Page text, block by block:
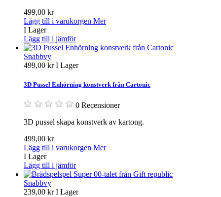
499,00 kr
Lägg till i varukorgen Mer
I Lager
Lägg till i jämför
Snabbvy
499,00 krI Lager
3D Pussel Enhörning konstverk från Cartonic
0 Recensioner
3D pussel skapa konstverk av kartong.
499,00 kr
Lägg till i varukorgen Mer
I Lager
Lägg till i jämför
Snabbvy
239,00 krI Lager